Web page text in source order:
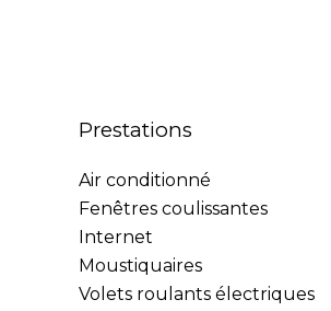
Prestations
Air conditionné
Fenêtres coulissantes
Internet
Moustiquaires
Volets roulants électriques